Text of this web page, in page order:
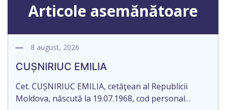
Articole asemănătoare
8 august, 2026
CUȘNIRIUC EMILIA
Cet. CUȘNIRIUC EMILIA, cetăţean al Republicii
Moldova, născută la 19.07.1968, cod personal